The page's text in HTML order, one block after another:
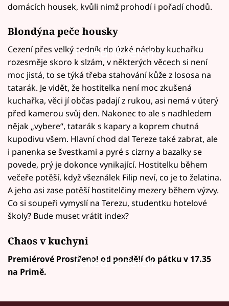
domácích housek, kvůli nimž prohodí i pořadí chodů.
Blondýna peče housky
Failed to fetch
Cezení přes velký cedník do úzké nádoby kuchařku
rozesměje skoro k slzám, v některých věcech si není
moc jistá, to se týká třeba stahování kůže z lososa na
tatarák. Je vidět, že hostitelka není moc zkušená
kuchařka, věci jí občas padají z rukou, asi nemá v úterý
před kamerou svůj den. Nakonec to ale s nadhledem
nějak „vybere“, tatarák s kapary a koprem chutná
kupodivu všem. Hlavní chod dal Tereze také zabrat, ale
i panenka se švestkami a pyré s cizrny a bazalky se
povede, prý je dokonce vynikající. Hostitelku během
večeře potěší, když všeználek Filip neví, co je to želatina.
A jeho asi zase potěší hostitelčiny mezery během výzvy.
Co si soupeři vymyslí na Terezu, studentku hotelové
školy? Bude muset vrátit index?
Chaos v kuchyni
Failed to fetch
Premiérové Prostřeno! od pondělí do pátku v 17.35
na Primě.